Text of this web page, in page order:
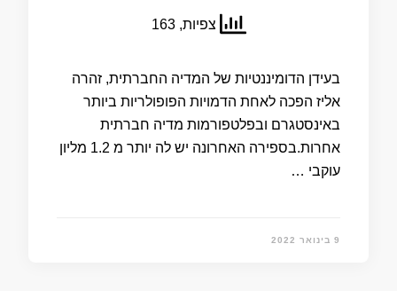
צפיות, 163
בעידן הדומיננטיות של המדיה החברתית, זהרה
אליז הפכה לאחת הדמויות הפופולריות ביותר
באינסטגרם ובפלטפורמות מדיה חברתית
אחרות.בספירה האחרונה יש לה יותר מ 1.2 מליון
עוקבי …
9 בינואר 2022